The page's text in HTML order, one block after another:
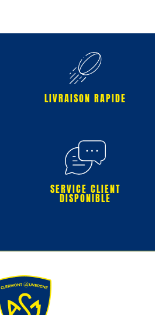
LIVRAISON RAPIDE
SERVICE CLIENT
DISPONIBLE